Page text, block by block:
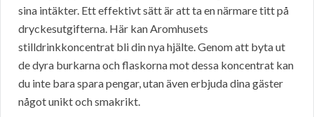
sina intäkter. Ett effektivt sätt är att ta en närmare titt på
dryckesutgifterna. Här kan Aromhusets
stilldrinkkoncentrat bli din nya hjälte. Genom att byta ut
de dyra burkarna och flaskorna mot dessa koncentrat kan
du inte bara spara pengar, utan även erbjuda dina gäster
något unikt och smakrikt.